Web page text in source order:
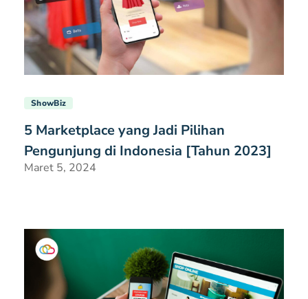
ShowBiz
5 Marketplace yang Jadi Pilihan
Pengunjung di Indonesia [Tahun 2023]
Maret 5, 2024